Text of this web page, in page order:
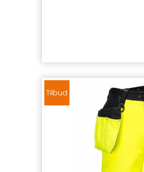
Tilbud